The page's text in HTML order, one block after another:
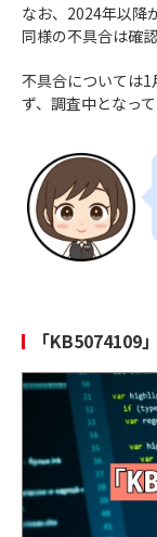
なお、2024年以降
同様の不具合は確
不具合については
ず、調査中となって
「KB5074109